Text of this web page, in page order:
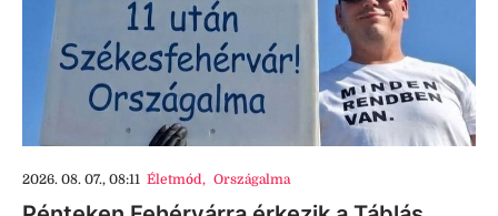
2026. 08. 07., 08:11 Életmód, Országalma